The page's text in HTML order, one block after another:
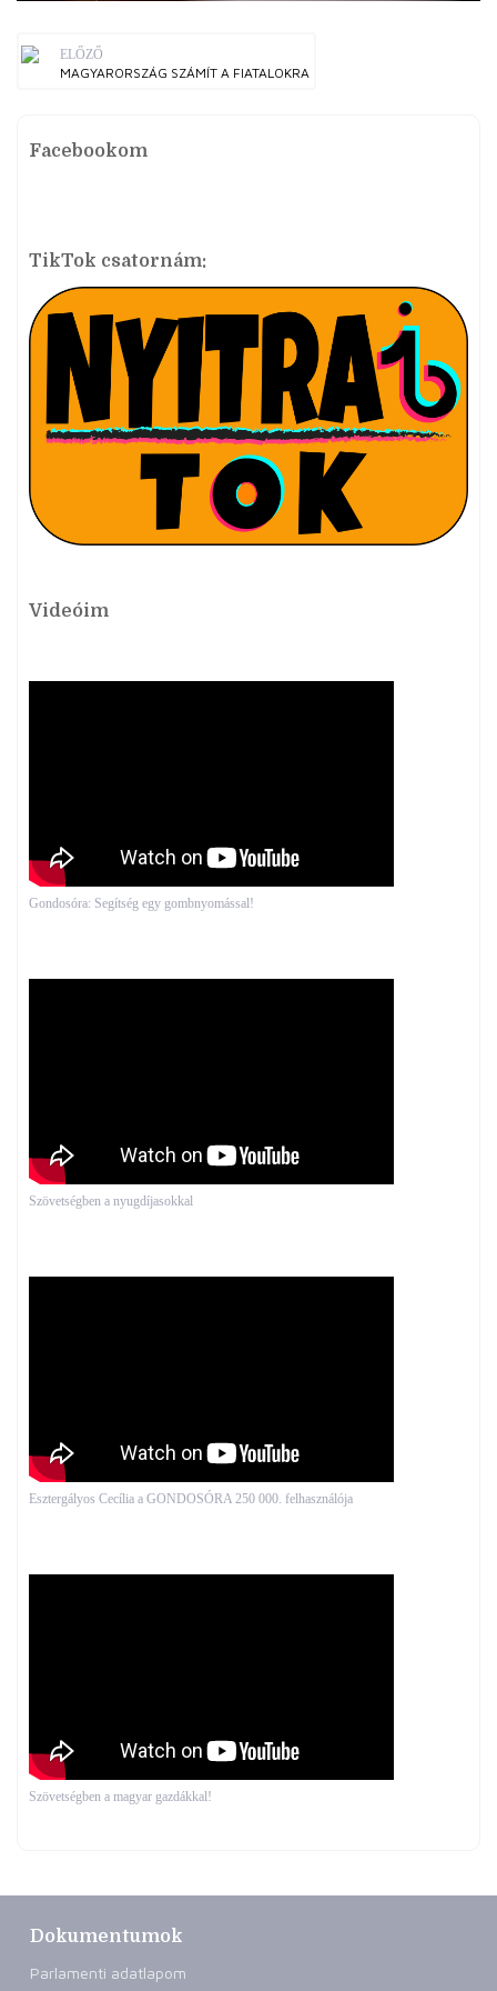
ELŐZŐ
MAGYARORSZÁG SZÁMÍT A FIATALOKRA
Facebookom
TikTok csatornám:
Videóim
Gondosóra: Segítség egy gombnyomással!
Szövetségben a nyugdíjasokkal
Esztergályos Cecília a GONDOSÓRA 250 000. felhasználója
Szövetségben a magyar gazdákkal!
Dokumentumok
Parlamenti adatlapom